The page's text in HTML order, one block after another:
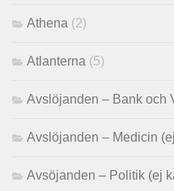
Athena (2)
Atlanterna (5)
Avslöjanden – Bank och
Avslöjanden – Medicin
Avsöjanden – Politik (ej